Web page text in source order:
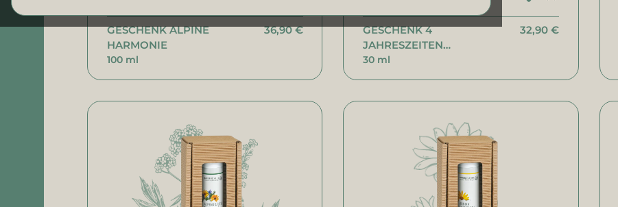
GESCHENK ALPINE
HARMONIE
100 ml
36,90 €
GESCHENK 4
JAHRESZEITEN
RAUMPARFUMS
30 ml
32,90 €